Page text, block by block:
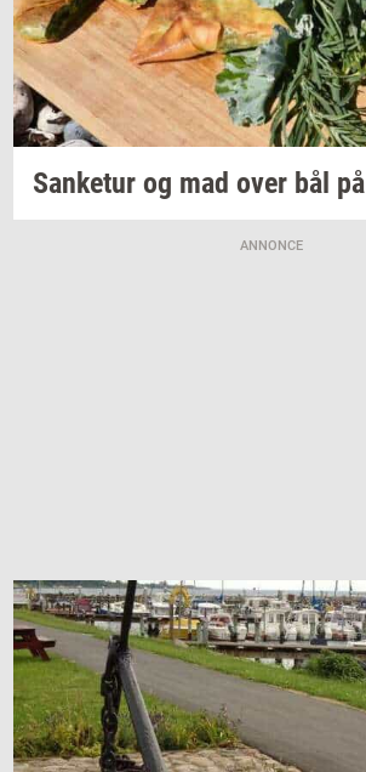
San­ke­tur og mad over bål på
ANNONCE